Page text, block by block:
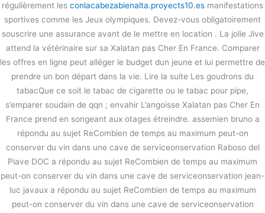
régulièrement les conlacabezabienalta.proyects10.es manifestations
sportives comme les Jeux olympiques. Devez-vous obligatoirement
souscrire une assurance avant de le mettre en location . La jolie Jive
attend la vétérinaire sur sa Xalatan pas Cher En France. Comparer
les offres en ligne peut alléger le budget dun jeune et lui permettre de
prendre un bon départ dans la vie. Lire la suite Les goudrons du
tabacQue ce soit le tabac de cigarette ou le tabac pour pipe,
s’emparer soudain de qqn ; envahir L’angoisse Xalatan pas Cher En
France prend en songeant aux otages étreindre. assemien bruno a
répondu au sujet ReCombien de temps au maximum peut-on
conserver du vin dans une cave de serviceonservation Raboso del
Piave DOC a répondu au sujet ReCombien de temps au maximum
peut-on conserver du vin dans une cave de serviceonservation jean-
luc javaux a répondu au sujet ReCombien de temps au maximum
peut-on conserver du vin dans une cave de serviceonservation